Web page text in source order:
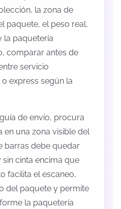
la zona de
paquete, el peso real,
la paquetería
comparar antes de
servicio
express según la
de envío, procura
una zona visible del
barras debe quedar
cinta encima que
facilita el escaneo,
del paquete y permite
la paquetería